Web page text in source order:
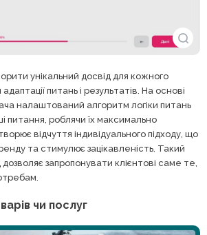
унікальний досвід для кожного
питань і результатів. На основі
налаштований алгоритм логіки питань
питання, роблячи їх максимально
відчуття індивідуального підходу, що
та стимулює зацікавленість. Такий
дозволяє запропонувати клієнтові саме те,
чи послуг